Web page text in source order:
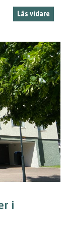
Läs vidare
i